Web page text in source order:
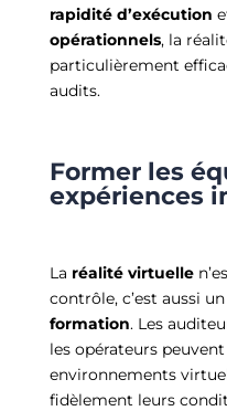
rapidité d’exécution
opérationnels, la
particulièrement
audits.
Former les
expériences
La réalité virtuelle
contrôle, c’est aussi
formation. Les
les opérateurs peuvent
environnements
fidèlement leurs